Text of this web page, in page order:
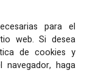
para el
web. Si desea
de cookies y
haga